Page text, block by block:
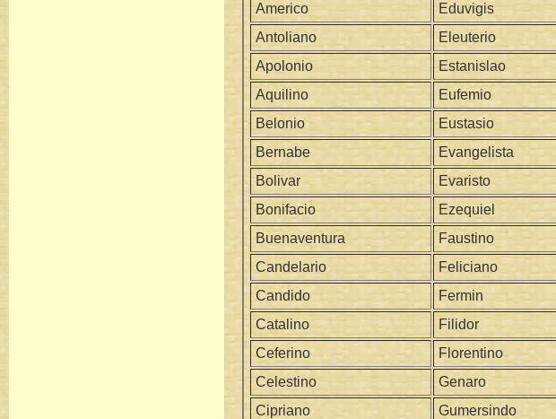
Americo
Eduvigis
Antoliano
Eleuterio
Apolonio
Estanislao
Aquilino
Eufemio
Belonio
Eustasio
Bernabe
Evangelista
Bolivar
Evaristo
Bonifacio
Ezequiel
Buenaventura
Faustino
Candelario
Feliciano
Candido
Fermin
Catalino
Filidor
Ceferino
Florentino
Celestino
Genaro
Cipriano
Gumersindo